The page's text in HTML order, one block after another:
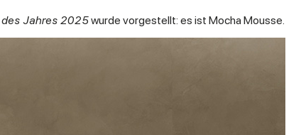
Jahres 2025wurde vorgestellt: es ist Mocha Mousse.